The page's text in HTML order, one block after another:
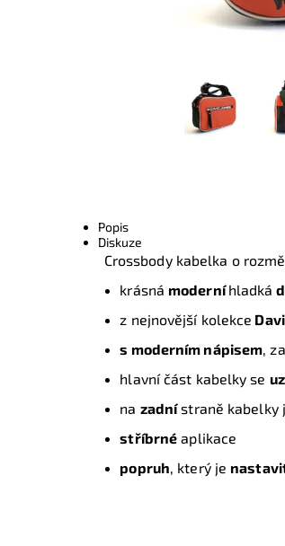
Popis
Diskuze
Crossbody kabelka o
krásná moderníhladká
z nejnovější kolekce
s moderním nápisem,
hlavní část kabelky se
na zadnístraně kabelky
stříbrné aplikace
popruh, který je